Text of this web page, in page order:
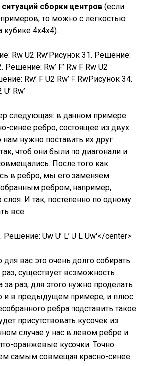
сборки центров (если
примеров, то можно с легкостью
кубике 4х4х4).
Rw U2 Rw’Рисунок 31. Решение:
Решение: Rw’ F’ Rw F Rw U2
Rw’ F U2 Rw’ F RwРисунок 34.
Rw’
следующая: в данном примере
синее ребро, состоящее из двух
нам нужно поставить их друг
чтоб они были по диагонали и
После того как
в ребро, мы его заменяем
ребром, например,
И так, постепенно по одному
все.
Uw U’ L’ U L Uw'</center>
для вас это очень долго собирать
существует возможность
за раз, для этого нужно проделать
и в предыдущем примере, и плюс
ребра подставить такое
присутствовать кусочек из
случае у нас в левом ребре и
оранжевые кусочки. Точно
самым совмещая красно-синее